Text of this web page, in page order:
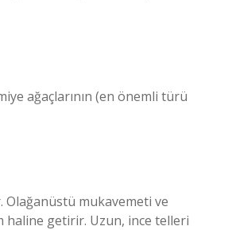
ağaçlarının (en önemli türü
Olağanüstü mukavemeti ve
haline getirir. Uzun, ince telleri